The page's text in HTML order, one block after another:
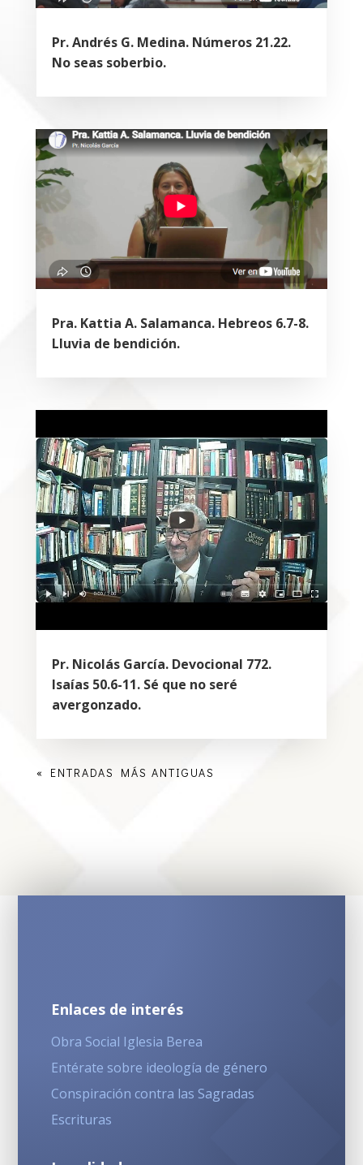
Pr. Andrés G. Medina. Números 21.22.
No seas soberbio.
Pra. Kattia A. Salamanca. Hebreos 6.7-8.
Lluvia de bendición.
Pr. Nicolás García. Devocional 772.
Isaías 50.6-11. Sé que no seré
avergonzado.
« ENTRADAS MÁS ANTIGUAS
Enlaces de interés
Obra Social Iglesia Berea
Entérate sobre ideología de género
Conspiración contra las Sagradas
Escrituras